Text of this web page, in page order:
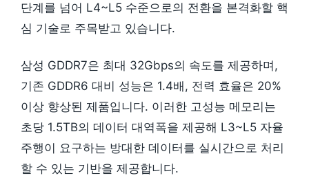
단계를 넘어 L4~L5 수준으로의 전환을 본격화할 핵
심 기술로 주목받고 있습니다.
삼성 GDDR7은 최대 32Gbps의 속도를 제공하며,
기존 GDDR6 대비 성능은 1.4배, 전력 효율은 20%
이상 향상된 제품입니다. 이러한 고성능 메모리는
초당 1.5TB의 데이터 대역폭을 제공해 L3~L5 자율
주행이 요구하는 방대한 데이터를 실시간으로 처리
할 수 있는 기반을 제공합니다.